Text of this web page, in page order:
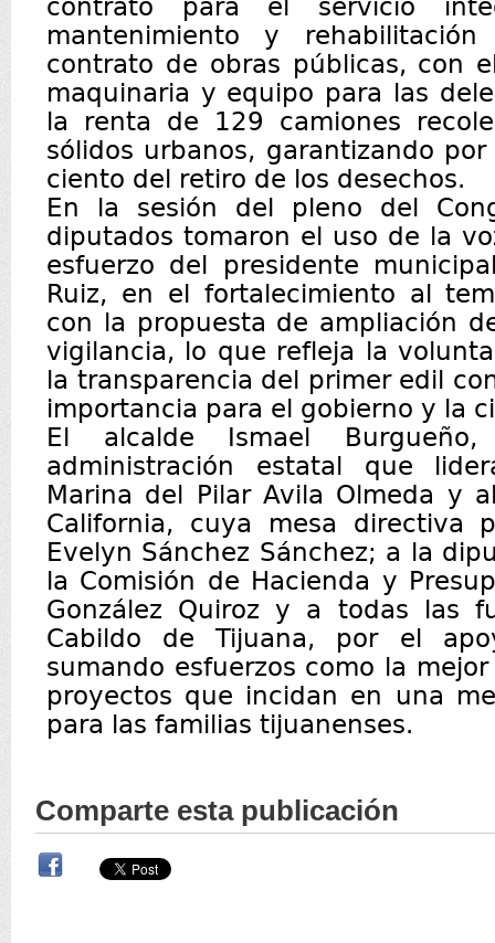
contrato para el servicio
mantenimiento y
contrato de obras públicas, con
maquinaria y equipo para las
la renta de 129 camiones
sólidos urbanos, garantizando
ciento del retiro de los desechos.
En la sesión del pleno del
diputados tomaron el uso de la
esfuerzo del presidente
Ruiz, en el fortalecimiento al
con la propuesta de ampliación
vigilancia, lo que refleja la
la transparencia del primer edil
importancia para el gobierno y la
El alcalde Ismael
administración estatal que
Marina del Pilar Avila Olmeda y
California, cuya mesa directiva
Evelyn Sánchez Sánchez; a la
la Comisión de Hacienda y
González Quiroz y a todas las
Cabildo de Tijuana, por el
sumando esfuerzos como la
proyectos que incidan en una
para las familias tijuanenses.
Comparte esta publicación